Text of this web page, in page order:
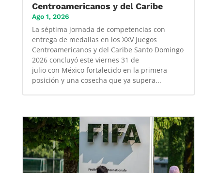
Centroamericanos y del Caribe
Ago 1, 2026
La séptima jornada de competencias con
entrega de medallas en los XXV Juegos
Centroamericanos y del Caribe Santo Domingo
2026 concluyó este viernes 31 de
julio con México fortalecido en la primera
posición y una cosecha que ya supera...